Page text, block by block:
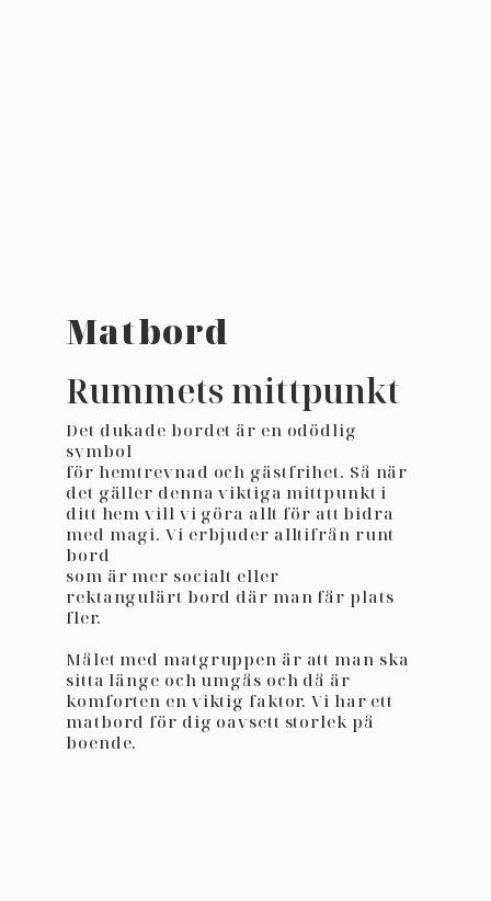
Matbord
Rummets mittpunkt
Det dukade bordet är en odödlig
symbol
för hemtrevnad och gästfrihet. Så när
det gäller denna viktiga mittpunkt i
ditt hem vill vi göra allt för att bidra
med magi. Vi erbjuder alltifrån runt
bord
som är mer socialt eller
rektangulärt bord där man får plats
fler.
Målet med matgruppen är att man ska
sitta länge och umgås och då är
komforten en viktig faktor. Vi har ett
matbord för dig oavsett storlek på
boende.